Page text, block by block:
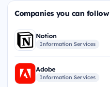
Companies you can follow
Notion
Information Services
Adobe
Information Services